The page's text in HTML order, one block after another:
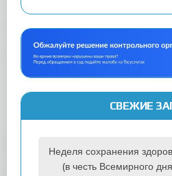
СВЕЖИЕ
Неделя сохранения
(в честь Всемирного